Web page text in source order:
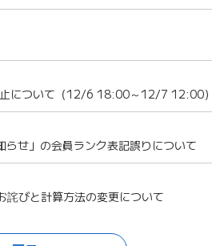
止について（12/6 18:00～12/7 12:00）
らせ」の会員ランク表記誤りについて
詫びと計算方法の変更について